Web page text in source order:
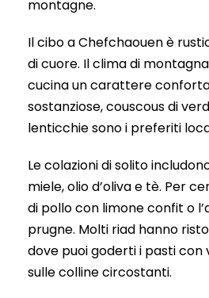
Il cibo a Chefchaouen è
di cuore. Il clima di
cucina un carattere
sostanziose, couscous di
lenticchie sono i preferiti
Le colazioni di solito
miele, olio d’oliva e tè. Per
di pollo con limone confit o
prugne. Molti riad hanno
dove puoi goderti i pasti con
sulle colline circostanti.